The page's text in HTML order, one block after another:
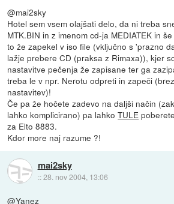
@mai2sky
Hotel sem vsem olajšati delo, da ni treba
MTK.BIN in z imenom cd-ja MEDIATEK in
to že zapekel v iso file (vključno s 'prazno
lažje prebere CD (praksa z Rimaxa)), kjer
nastavitve pečenja že zapisane ter ga
treba le v npr. Nerotu odpreti in zapeči
nastavitev)!
Če pa že hočete zadevo na daljši način
lahko komplicirano) pa lahkoTULE
za Elto 8883.
Kdor more naj razume ?!
mai2sky
::28. nov 2004, 13:06
@Yanez